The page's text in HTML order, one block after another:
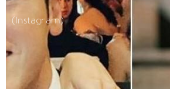
(Instagram)